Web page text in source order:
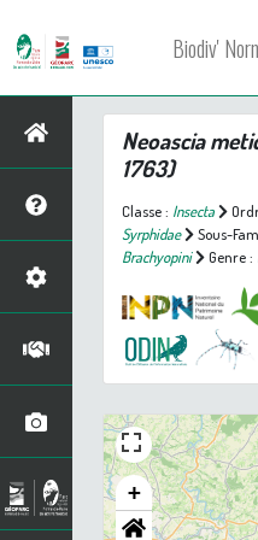
Biodiv'
Neoascia
1763)
Classe : Insecta
Syrphidae
Sous-
Brachyopini
Genre :
+